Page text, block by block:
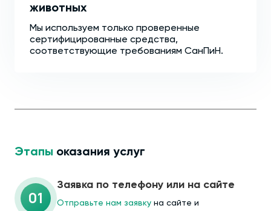
животных
Мы используем только проверенные
сертифицированные средства,
соответствующие требованиям СанПиН.
Этапы оказания услуг
01
Заявка по телефону или на сайте
Отправьте нам заявку на сайте и